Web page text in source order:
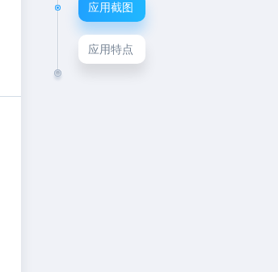
应用截图
应用特点